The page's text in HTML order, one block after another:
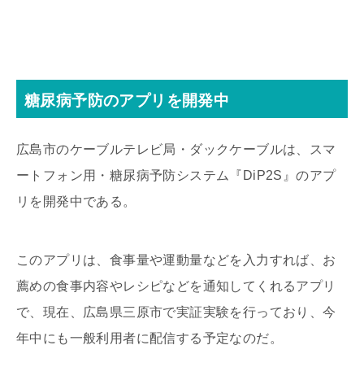
糖尿病予防のアプリを開発中
広島市のケーブルテレビ局・ダックケーブルは、スマ
ートフォン用・糖尿病予防システム『DiP2S』のアプ
リを開発中である。
このアプリは、食事量や運動量などを入力すれば、お
薦めの食事内容やレシピなどを通知してくれるアプリ
で、現在、広島県三原市で実証実験を行っており、今
年中にも一般利用者に配信する予定なのだ。